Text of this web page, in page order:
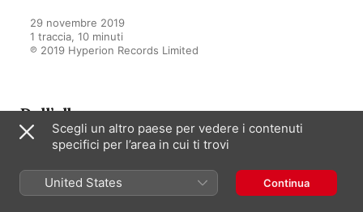
29 novembre 2019
1 traccia, 10 minuti
℗ 2019 Hyperion Records Limited
Dall’album
Schütz: The Christmas Story &
Other Works
Scegli un altro paese per vedere i contenuti
specifici per l’area in cui ti trovi
United States Continua